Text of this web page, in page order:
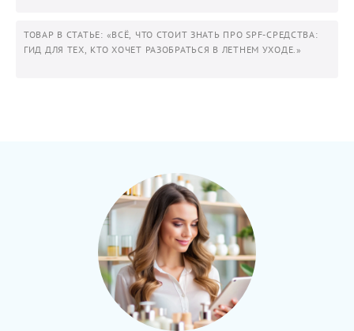
ТОВАР В СТАТЬЕ: «ВСЁ, ЧТО СТОИТ ЗНАТЬ ПРО SPF-СРЕДСТВА:
ГИД ДЛЯ ТЕХ, КТО ХОЧЕТ РАЗОБРАТЬСЯ В ЛЕТНЕМ УХОДЕ.»